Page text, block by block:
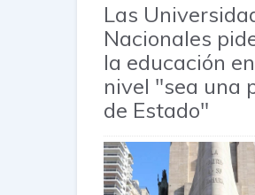
Las
Nacionales
la educación
nivel "sea una
de Estado"